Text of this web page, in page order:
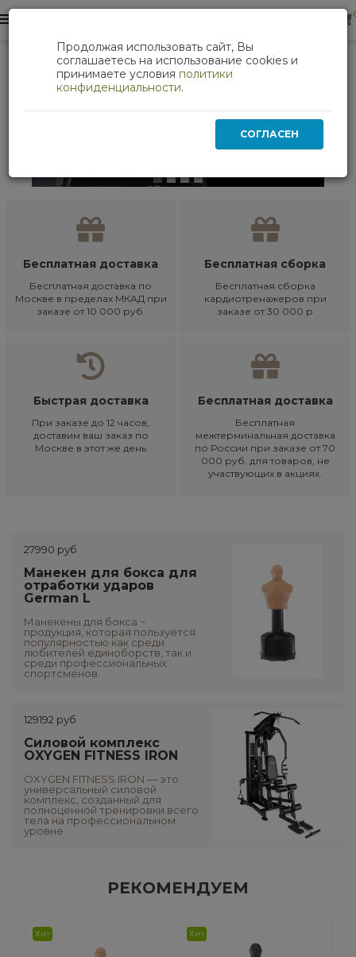
Бесплатная доставка
Бесплатная доставка по
Москве в пределах МКАД при
заказе от 10 000 руб.
Бесплатная сборка
Бесплатная сборка
кардиотренажеров при
заказе от 30 000 р
Быстрая доставка
При заказе до 12 часов,
доставим ваш заказ по
Москве в этот же день
Бесплатная доставка
Бесплатная
межтерминальная доставка
по России при заказе от 70
000 руб. для товаров, не
участвующих в акциях.
27990 руб
Манекен для бокса для
отработки ударов
German L
Манекены для бокса −
продукция, которая пользуется
популярностью как среди
любителей единоборств, так и
среди профессиональных
спортсменов.
129192 руб
Силовой комплекс
OXYGEN FITNESS IRON
OXYGEN FITNESS IRON — это
универсальный силовой
комплекс, созданный для
полноценной тренировки всего
тела на профессиональном
уровне.
РЕКОМЕНДУЕМ
Хит Хит
Продолжая использовать сайт, Вы
соглашаетесь на использование cookies и
принимаете условия политики
конфиденциальности.
СОГЛАСЕН